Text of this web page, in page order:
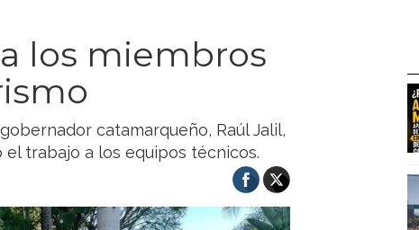
los miembros
catamarqueño, Raúl Jalil,
trabajo a los equipos técnicos.